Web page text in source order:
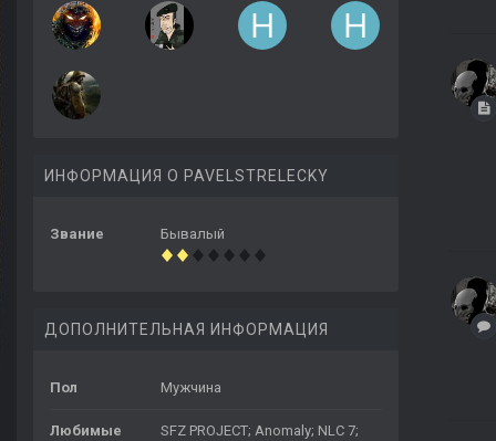
ИНФОРМАЦИЯ О PAVELSTRELECKY
Звание Бывалый
ДОПОЛНИТЕЛЬНАЯ ИНФОРМАЦИЯ
Пол Мужчина
Любимые
SFZ PROJECT; Anomaly; NLC 7;